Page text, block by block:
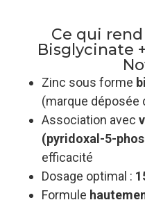
Ce qui
Bisglycinate
Zinc sous forme
(marque déposée
Association avec
(pyridoxal-5-
efficacité
Dosage optimal :
Formule